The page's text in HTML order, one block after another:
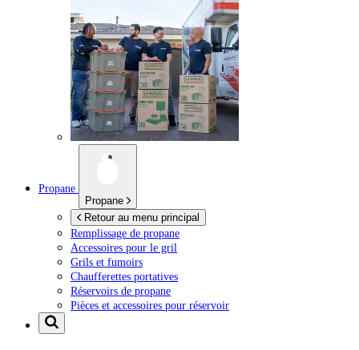
Propane
Propane
Retour au menu principal
Remplissage de propane
Accessoires pour le gril
Grils et fumoirs
Chaufferettes portatives
Réservoirs de propane
Pièces et accessoires pour réservoir